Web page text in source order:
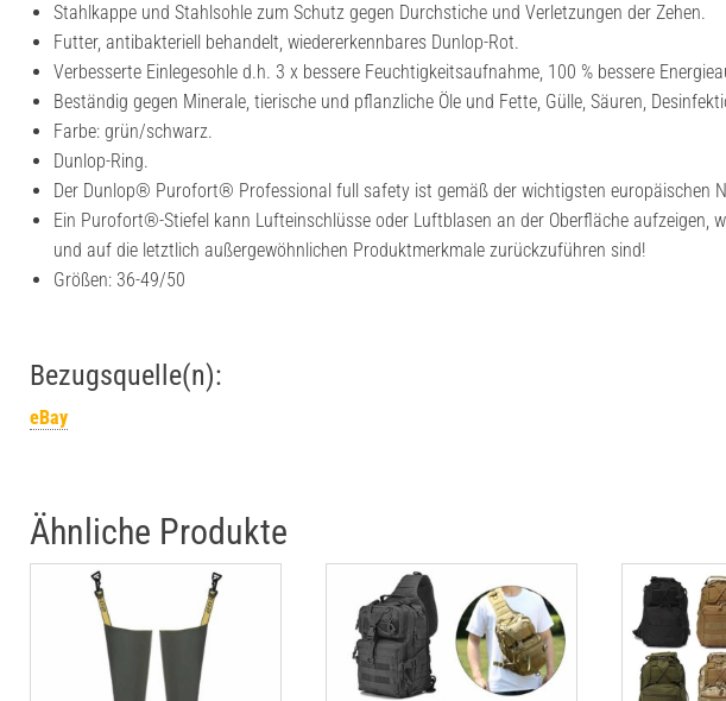
Stahlkappe und Stahlsohle zum Schutz gegen Durchstiche und Verletzungen der Zehen.
Futter, antibakteriell behandelt, wiedererkennbares Dunlop-Rot.
Verbesserte Einlegesohle d.h. 3 x bessere Feuchtigkeitsaufnahme, 100 % bessere
Beständig gegen Minerale, tierische und pflanzliche Öle und Fette, Gülle, Säuren,
Farbe: grün/schwarz.
Dunlop-Ring.
Der Dunlop® Purofort® Professional full safety ist gemäß der wichtigsten europäischen
Ein Purofort®-Stiefel kann Lufteinschlüsse oder Luftblasen an der Oberfläche aufzeigen,
und auf die letztlich außergewöhnlichen Produktmerkmale zurückzuführen sind!
Größen: 36-49/50
Bezugsquelle(n):
eBay
Ähnliche Produkte